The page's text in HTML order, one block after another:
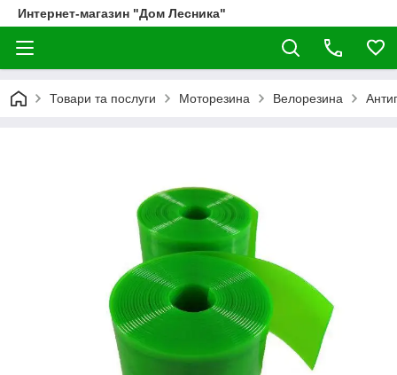
Интернет-магазин "Дом Лесника"
Товари та послуги Моторезина Велорезина